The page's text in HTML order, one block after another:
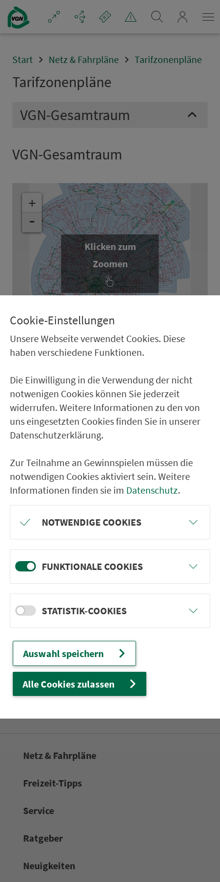
Navigation überspringen
Start Netz & Fahrpläne Tarifzonenpläne
Ta­rif­zo­nen­plä­ne
VGN-Gesamtraum
VGN-Ge­samt­raum
+
-
Klicken zum
Zoomen
Ta­rif­zo­nen­plan Ge­samt­raum 2026
01.01.2026 - Stand: De­zem­ber 2025
herunterladen (PDF, 5231kB)
Nürnberg, Fürth
Erlangen
Ver­kehrs­ver­bund Groß­raum
Nürn­berg
22.000 Qua­drat­ki­lo­me­ter. 130 Ver­kehrs­un­
Fahr­plan­ände­rungen
Wir sind für Sie da:
24h-Ser­vice­te­le­fon:
Netz & Fahrpläne
Frei­zeit-Tipps
Service
Rat­ge­ber
Neuigkeiten
Cookie-Einstellungen
Unsere Webseite verwendet Cookies. Diese
haben verschiedene Funktionen.
Die Einwilligung in die Verwendung der nicht
notwenigen Cookies können Sie jederzeit
widerrufen. Weitere Informationen zu den von
uns eingesetzten Cookies finden Sie in unserer
Datenschutzerklärung.
Zur Teilnahme an Gewinnspielen müssen die
notwendigen Cookies aktiviert sein. Weitere
Informationen finden sie im Datenschutz.
NOTWENDIGE COOKIES
FUNKTIONALE COOKIES
STATISTIK-COOKIES
Auswahl speichern
Alle Cookies zulassen